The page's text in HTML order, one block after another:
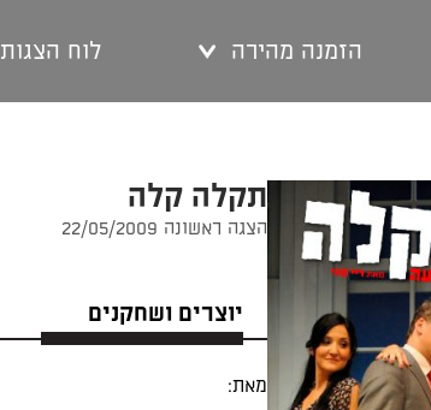
הזמנה מהירה לוח הצגות
תקלה קלה
הצגה ראשונה 22/05/2009
יוצרים ושחקנים
מאת: